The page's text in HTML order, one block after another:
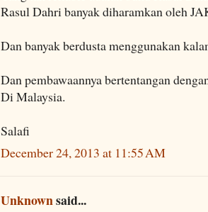
Rasul Dahri banyak diharamkan oleh
Dan banyak berdusta menggunakan
Dan pembawaannya bertentangan
Di Malaysia.
Salafi
December 24, 2013 at 11:55 AM
Unknownsaid...